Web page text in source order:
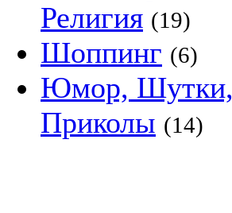
Религия (19)
Шоппинг (6)
Юмор, Шутки,
Приколы (14)